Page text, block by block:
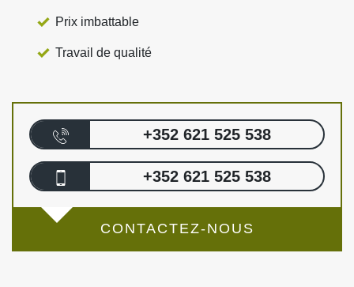
Prix imbattable
Travail de qualité
+352 621 525 538
+352 621 525 538
CONTACTEZ-NOUS